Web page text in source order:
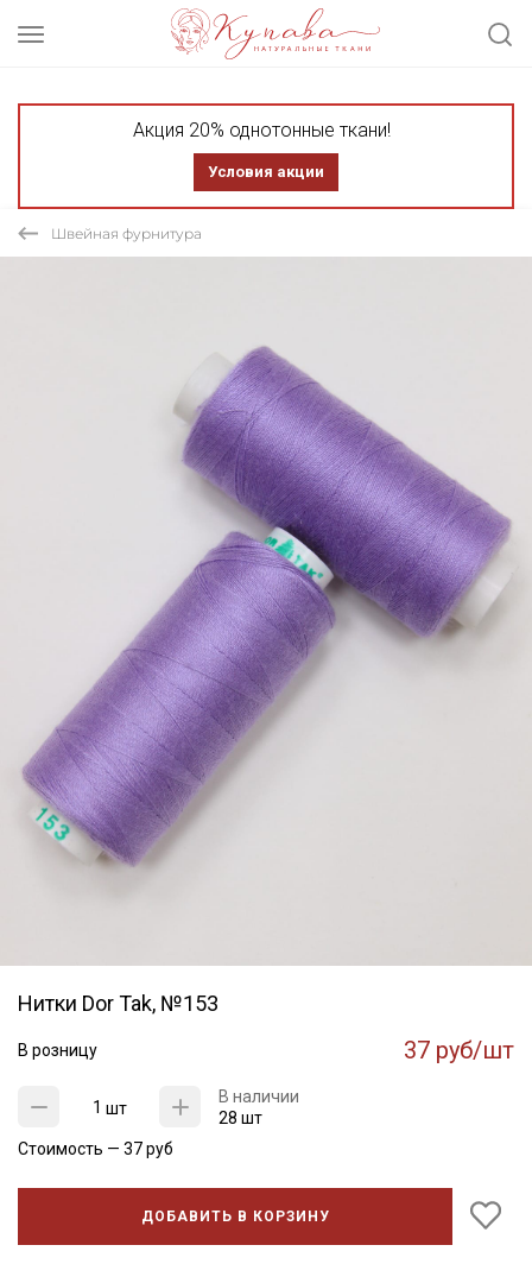
Акция 20% однотонные ткани!
Условия акции
Швейная фурнитура
Нитки Dor Tak, №153
В розницу 37 руб/шт
шт
В наличии
28 шт
Стоимость — 37руб
ДОБАВИТЬ В КОРЗИНУ